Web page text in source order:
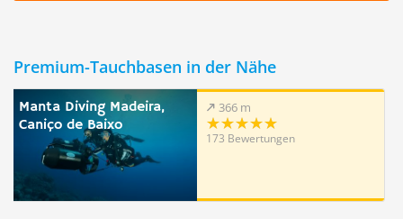
Premium-Tauchbasen in der Nähe
Manta Diving Madeira,
Caniço de Baixo
366 m
173 Bewertungen